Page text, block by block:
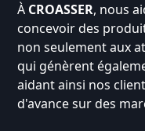
À CROASSER, nous
concevoir des
non seulement aux
qui génèrent
aidant ainsi nos
d'avance sur des